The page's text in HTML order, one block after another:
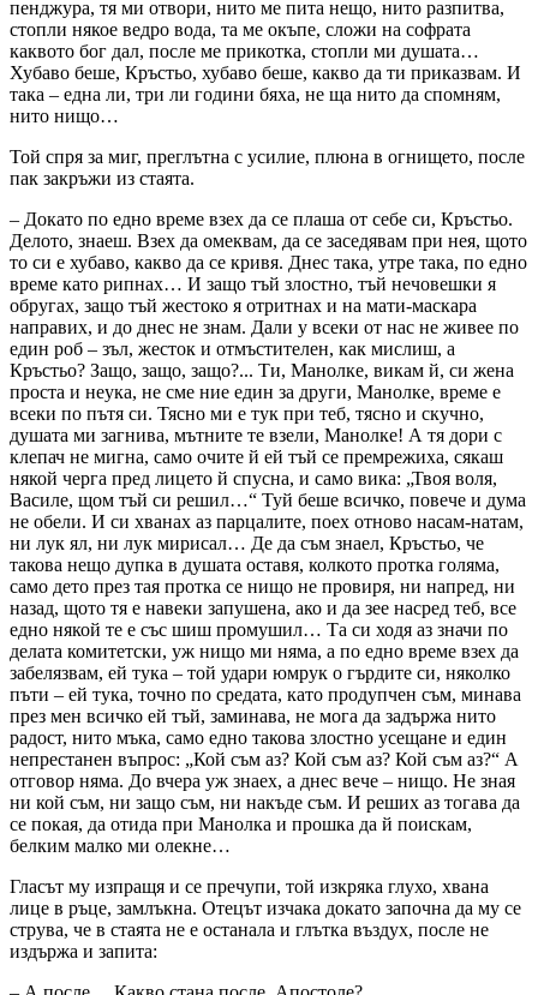
пенджура, тя ми отвори, нито ме пита нещо, нито разпитва,
стопли някое ведро вода, та ме окъпе, сложи на софрата
каквото бог дал, после ме прикотка, стопли ми душата…
Хубаво беше, Кръстьо, хубаво беше, какво да ти приказвам. И
така – една ли, три ли години бяха, не ща нито да спомням,
нито нищо…
Той спря за миг, преглътна с усилие, плюна в огнището, после
пак закръжи из стаята.
– Докато по едно време взех да се плаша от себе си, Кръстьо.
Делото, знаеш. Взех да омеквам, да се заседявам при нея, щото
то си е хубаво, какво да се кривя. Днес така, утре така, по едно
време като рипнах… И защо тъй злостно, тъй нечовешки я
обругах, защо тъй жестоко я отритнах и на мати-маскара
направих, и до днес не знам. Дали у всеки от нас не живее по
един роб – зъл, жесток и отмъстителен, как мислиш, а
Кръстьо? Защо, защо, защо?... Ти, Манолке, викам й, си жена
проста и неука, не сме ние един за други, Манолке, време е
всеки по пътя си. Тясно ми е тук при теб, тясно и скучно,
душата ми загнива, мътните те взели, Манолке! А тя дори с
клепач не мигна, само очите й ей тъй се премрежиха, сякаш
някой черга пред лицето й спусна, и само вика: „Твоя воля,
Василе, щом тъй си решил…“ Туй беше всичко, повече и дума
не обели. И си хванах аз парцалите, поех отново насам-натам,
ни лук ял, ни лук мирисал… Де да съм знаел, Кръстьо, че
такова нещо дупка в душата оставя, колкото протка голяма,
само дето през тая протка се нищо не провиря, ни напред, ни
назад, щото тя е навеки запушена, ако и да зее насред теб, все
едно някой те е със шиш промушил… Та си ходя аз значи по
делата комитетски, уж нищо ми няма, а по едно време взех да
забелязвам, ей тука – той удари юмрук о гърдите си, няколко
пъти – ей тука, точно по средата, като продупчен съм, минава
през мен всичко ей тъй, заминава, не мога да задържа нито
радост, нито мъка, само едно такова злостно усещане и един
непрестанен въпрос: „Кой съм аз? Кой съм аз? Кой съм аз?“ А
отговор няма. До вчера уж знаех, а днес вече – нищо. Не зная
ни кой съм, ни защо съм, ни накъде съм. И реших аз тогава да
се покая, да отида при Манолка и прошка да й поискам,
белким малко ми олекне…
Гласът му изпращя и се пречупи, той изкряка глухо, хвана
лице в ръце, замлъкна. Отецът изчака докато започна да му се
струва, че в стаята не е останала и глътка въздух, после не
издържа и запита: